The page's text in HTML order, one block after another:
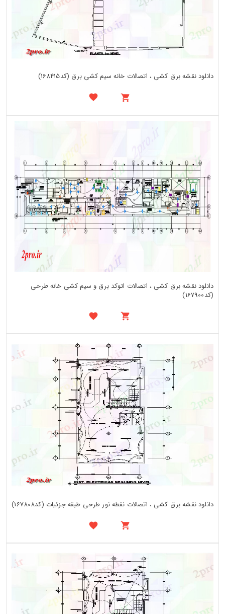
دانلود نقشه برق کشی ، اتصالات خانه سیم کشی برق (کد168415)
دانلود نقشه برق کشی ، اتصالات اتوکد برق و سیم کشی خانه طرحی
(کد167900)
دانلود نقشه برق کشی ، اتصالات نقطه نور طرحی طبقه جزئیات (کد167808)